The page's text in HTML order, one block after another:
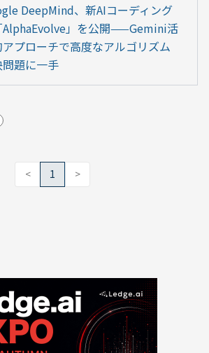
DeepMind、新AIコーディング
AlphaEvolve」を公開——Gemini活
プローチで高度なアルゴリズム
題に一手
< 1 >